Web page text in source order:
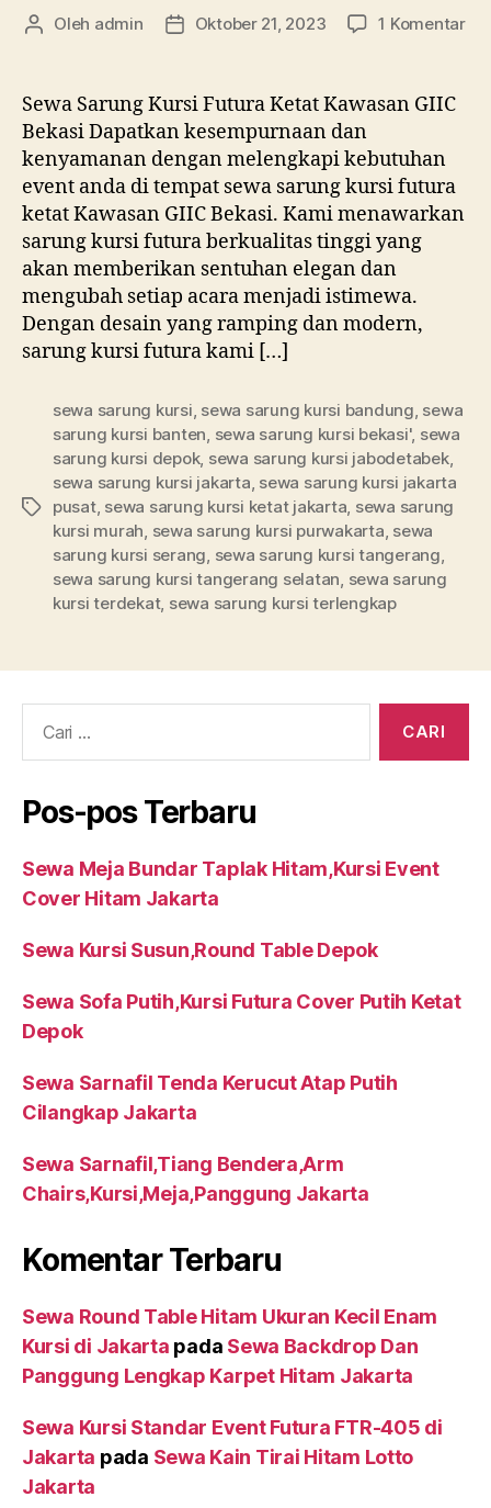
Penulis
Oleh admin
Tanggal
Oktober 21, 2023 1 Komentar
Sewa Sarung Kursi Futura Ketat Kawasan GIIC
Bekasi Dapatkan kesempurnaan dan
kenyamanan dengan melengkapi kebutuhan
event anda di tempat sewa sarung kursi futura
ketat Kawasan GIIC Bekasi. Kami menawarkan
sarung kursi futura berkualitas tinggi yang
akan memberikan sentuhan elegan dan
mengubah setiap acara menjadi istimewa.
Dengan desain yang ramping dan modern,
sarung kursi futura kami […]
Tag
sewa sarung kursi sewa sarung kursi bandung sewa
sarung kursi banten sewa sarung kursi bekasi', sewa
sarung kursi depok, sewa sarung kursi jabodetabek,
sewa sarung kursi jakarta sewa sarung kursi jakarta
pusat, sewa sarung kursi ketat jakarta sewa sarung
kursi murah sewa sarung kursi purwakarta sewa
sarung kursi serang sewa sarung kursi tangerang
sewa sarung kursi tangerang selatan sewa sarung
kursi terdekat, sewa sarung kursi terlengkap
Pos-pos Terbaru
Sewa Meja Bundar Taplak Hitam,Kursi Event
Cover Hitam Jakarta
Sewa Kursi Susun,Round Table Depok
Sewa Sofa Putih,Kursi Futura Cover Putih Ketat
Depok
Sewa Sarnafil Tenda Kerucut Atap Putih
Cilangkap Jakarta
Sewa Sarnafil,Tiang Bendera,Arm
Chairs,Kursi,Meja,Panggung Jakarta
Komentar Terbaru
Sewa Round Table Hitam Ukuran Kecil Enam
Kursi di Jakarta pada Sewa Backdrop Dan
Panggung Lengkap Karpet Hitam Jakarta
Sewa Kursi Standar Event Futura FTR-405 di
Jakarta pada Sewa Kain Tirai Hitam Lotto
Jakarta